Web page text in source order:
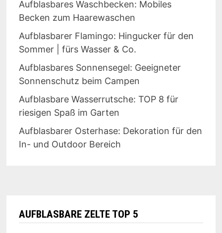
Aufblasbares Waschbecken: Mobiles
Becken zum Haarewaschen
Aufblasbarer Flamingo: Hingucker für den
Sommer | fürs Wasser & Co.
Aufblasbares Sonnensegel: Geeigneter
Sonnenschutz beim Campen
Aufblasbare Wasserrutsche: TOP 8 für
riesigen Spaß im Garten
Aufblasbarer Osterhase: Dekoration für den
In- und Outdoor Bereich
AUFBLASBARE ZELTE TOP 5